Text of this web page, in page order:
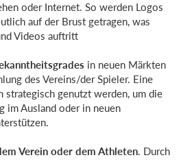
oder Internet. So werden Logos
auf der Brust getragen, was
Videos auftritt
in neuen Märkten
des Vereins/der Spieler. Eine
strategisch genutzt werden, um die
im Ausland oder in neuen
Verein oder dem Athleten. Durch